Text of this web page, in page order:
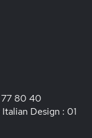
77 80 40
Design : 01